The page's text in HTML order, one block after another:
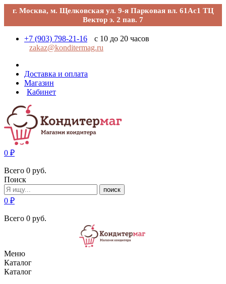
г. Москва, м. Щелковская ул. 9-я Парковая вл. 61Ас1 ТЦ
Вектор э. 2 пав. 7
+7 (903) 798-21-16
с 10 до 20 часов
zakaz@konditermag.ru
Доставка и оплата
Магазин
Кабинет
0 ₽
Всего 0 руб.
Поиск
поиск
0 ₽
Всего 0 руб.
Меню
Каталог
Каталог